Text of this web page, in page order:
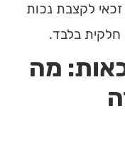
לקצבת נכות
חלקית בלבד.
מה